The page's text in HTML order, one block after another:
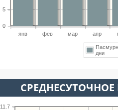
янв фев мар апр
0
5
дни
11.7